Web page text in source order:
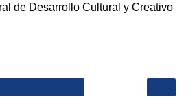
de Desarrollo Cultural y Creativo